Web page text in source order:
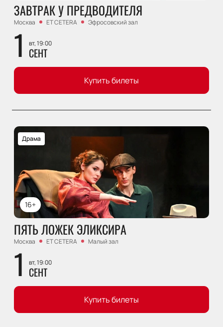
ЗАВТРАК У ПРЕДВОДИТЕЛЯ
Москва ET CETERA Эфросовский зал
1 вт, 19:00
СЕНТ
Купить билеты
16+
Драма
ПЯТЬ ЛОЖЕК ЭЛИКСИРА
Москва ET CETERA Малый зал
1 вт, 19:00
СЕНТ
Купить билеты